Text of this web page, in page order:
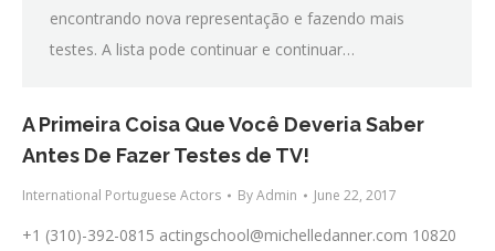
encontrando nova representação e fazendo mais
testes. A lista pode continuar e continuar…
A Primeira Coisa Que Você Deveria Saber
Antes De Fazer Testes de TV!
International Portuguese Actors ByAdmin June 22, 2017
+1 (310)-392-0815 actingschool@michelledanner.com 10820